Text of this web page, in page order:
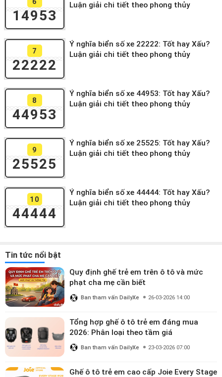
14953
Luận giải chi tiết theo phong thủy
7
22222
Ý nghĩa biển số xe 22222: Tốt hay Xấu?
Luận giải chi tiết theo phong thủy
8
44953
Ý nghĩa biển số xe 44953: Tốt hay Xấu?
Luận giải chi tiết theo phong thủy
9
25525
Ý nghĩa biển số xe 25525: Tốt hay Xấu?
Luận giải chi tiết theo phong thủy
10
44444
Ý nghĩa biển số xe 44444: Tốt hay Xấu?
Luận giải chi tiết theo phong thủy
Tin tức nổi bật
Quy định ghế trẻ em trên ô tô và mức
phạt cha mẹ cần biết
Ban tham vấn DailyXe 26-03-2026 14:00
Tổng hợp ghế ô tô trẻ em đáng mua
2026: Phân loại theo tầm giá
Ban tham vấn DailyXe 23-03-2026 07:00
Ghế ô tô trẻ em cao cấp Joie Every Stage